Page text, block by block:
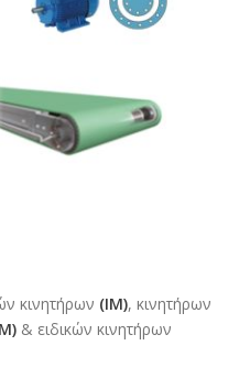
κινητήρων (ΙΜ), κινητήρων
& ειδικών κινητήρων